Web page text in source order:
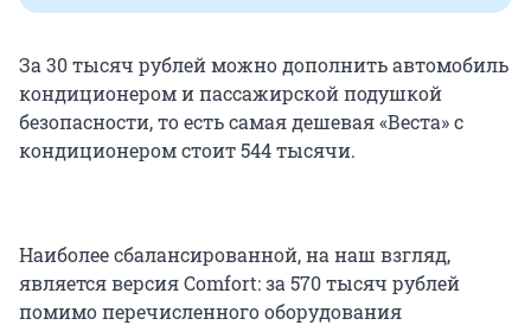
За 30 тысяч рублей можно дополнить автомобиль
кондиционером и пассажирской подушкой
безопасности, то есть самая дешевая «Веста» с
кондиционером стоит 544 тысячи.
Наиболее сбалансированной, на наш взгляд,
является версия Comfort: за 570 тысяч рублей
помимо перечисленного оборудования